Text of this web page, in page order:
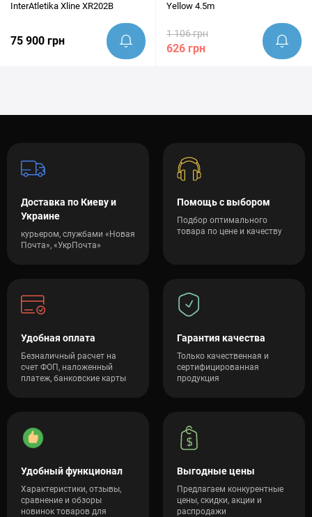
InterAtletika Xline XR202B
75 900 грн
Yellow 4.5m
1 106 грн
626 грн
Доставка по Киеву и
Украине
курьером, службами «Новая
Почта», «УкрПочта»
Помощь с выбором
Подбор оптимального
товара по цене и качеству
Удобная оплата
Безналичный расчет на
счет ФОП, наложенный
платеж, банковские карты
Гарантия качества
Только качественная и
сертифицированная
продукция
Удобный функционал
Характеристики, отзывы,
сравнение и обзоры
новинок товаров для
Выгодные цены
Предлагаем конкурентные
цены, скидки, акции и
распродажи